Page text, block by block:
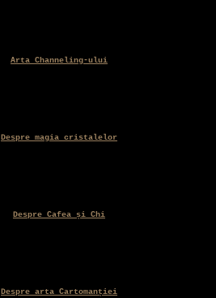
Arta Channeling-ului
Despre magia cristalelor
Despre Cafea și Chi
Despre arta Cartomanției